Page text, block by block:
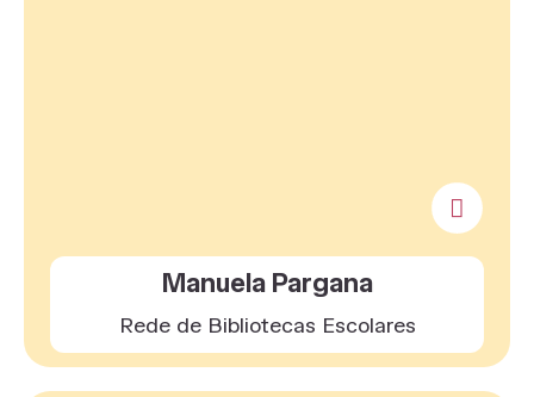
Manuela Pargana
Rede de Bibliotecas Escolares